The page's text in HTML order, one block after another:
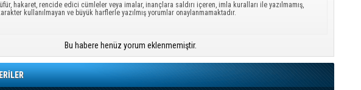
hakaret, rencide edici cümleler veya imalar, inançlara saldırı içeren, imla kuralları ile yazılmamış,
kullanılmayan ve büyük harflerle yazılmış yorumlar onaylanmamaktadır.
Bu habere henüz yorum eklenmemiştir.